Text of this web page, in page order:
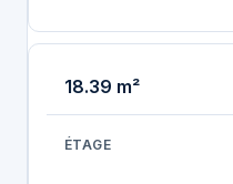
18.39 m²